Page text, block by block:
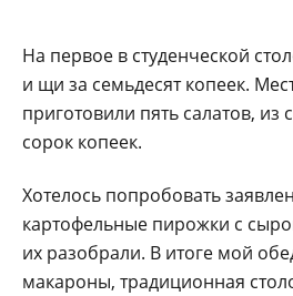
На первое в студенческой
и щи за семьдесят копеек.
приготовили пять салатов, из
сорок копеек.
Хотелось попробовать
картофельные пирожки с
их разобрали. В итоге мой
макароны, традиционная